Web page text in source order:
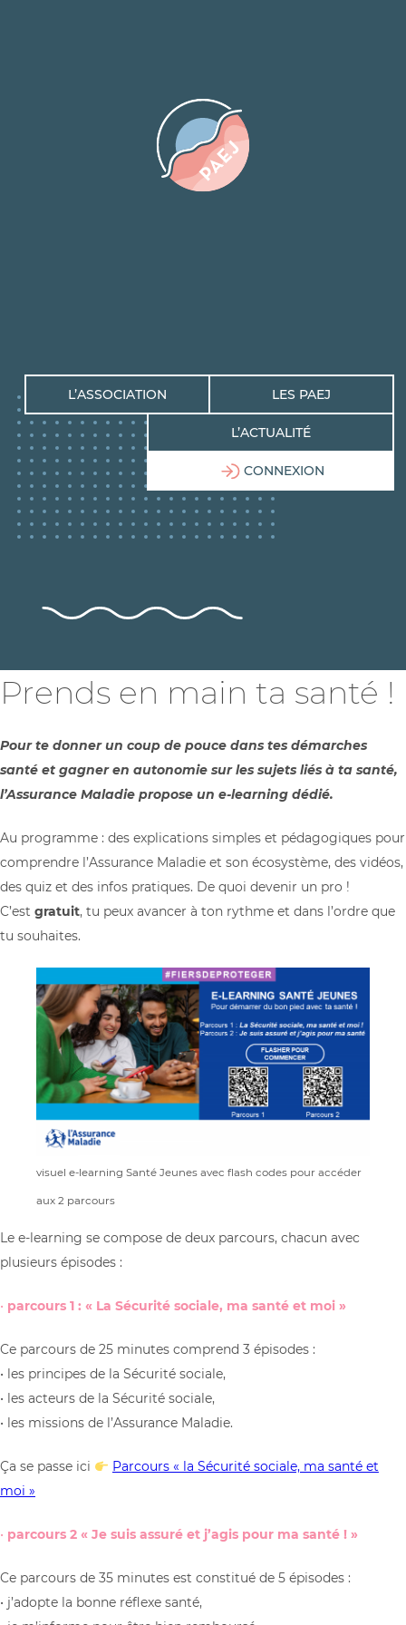
L’ASSOCIATION LES PAEJ
L’ACTUALITÉ
CONNEXION
Prends en main ta santé !
Pour te donner un coup de pouce dans tes démarches
santé et gagner en autonomie sur les sujets liés à ta santé,
l’Assurance Maladie propose un e-learning dédié.
Au programme : des explications simples et pédagogiques pour
comprendre l’Assurance Maladie et son écosystème, des vidéos,
des quiz et des infos pratiques. De quoi devenir un pro !
C’est gratuit, tu peux avancer à ton rythme et dans l’ordre que
tu souhaites.
visuel e-learning Santé Jeunes avec flash codes pour accéder
aux 2 parcours
Le e-learning se compose de deux parcours, chacun avec
plusieurs épisodes :
• parcours 1 : « La Sécurité sociale, ma santé et moi »
Ce parcours de 25 minutes comprend 3 épisodes :
• les principes de la Sécurité sociale,
• les acteurs de la Sécurité sociale,
• les missions de l’Assurance Maladie.
Ça se passe ici
Parcours « la Sécurité sociale, ma santé et
moi »
• parcours 2 « Je suis assuré et j’agis pour ma santé ! »
Ce parcours de 35 minutes est constitué de 5 épisodes :
• j’adopte la bonne réflexe santé,